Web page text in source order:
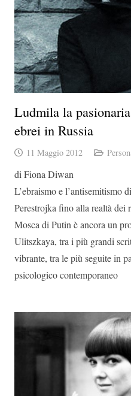
Ludmila la
ebrei in Russia
11 Maggio 2012
di Fiona Diwan
L’ebraismo e l’antisemitismo
Perestrojka fino alla realtà dei
Mosca di Putin è ancora un
Ulitszkaya, tra i più grandi
vibrante, tra le più seguite in
psicologico contemporaneo